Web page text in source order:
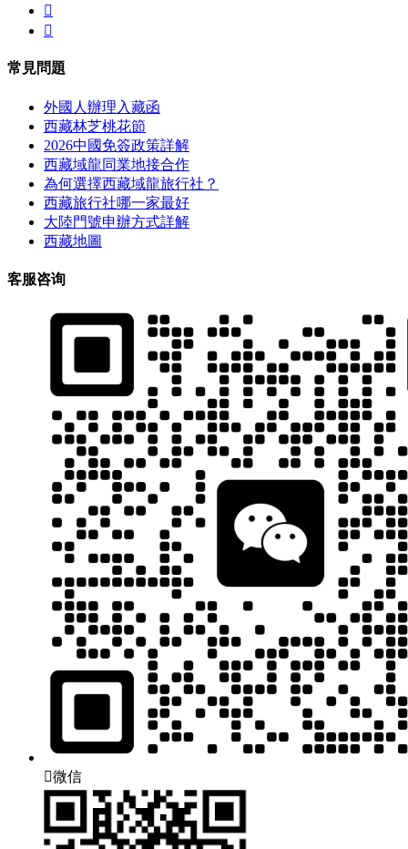


常見問題
外國人辦理入藏函
西藏林芝桃花節
2026中國免簽政策詳解
西藏域龍同業地接合作
為何選擇西藏域龍旅行社？
西藏旅行社哪一家最好
大陸門號申辦方式詳解
西藏地圖
客服咨询
微信